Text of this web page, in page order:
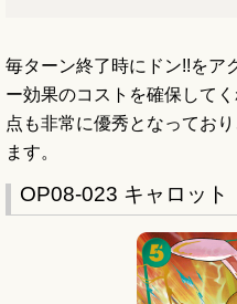
毎ターン終了時にドン!!をア
ー効果のコストを確保して
点も非常に優秀となってお
ます。
OP08-023 キャロット